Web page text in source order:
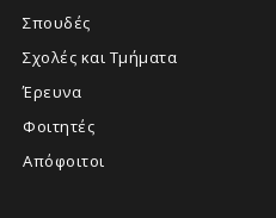
Σπουδές
Σχολές και Τμήματα
Έρευνα
Φοιτητές
Απόφοιτοι